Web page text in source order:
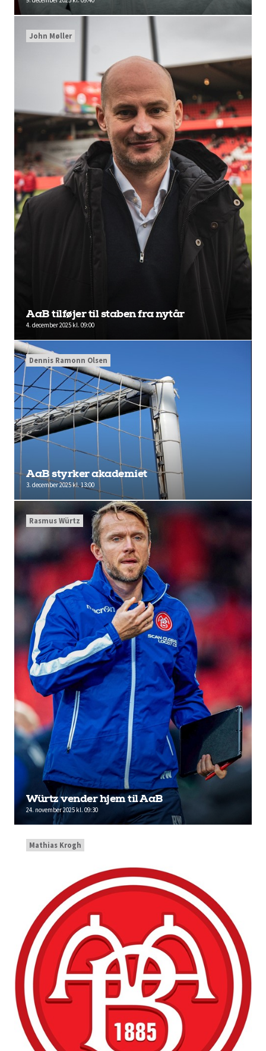
AaB tilføjer til staben fra nytår
4. december 2025 kl. 09:00
John Møller
AaB styrker akademiet
3. december 2025 kl. 13:00
Dennis Ramonn Olsen
Würtz vender hjem til AaB
24. november 2025 kl. 09:30
Rasmus Würtz
Mathias Krogh